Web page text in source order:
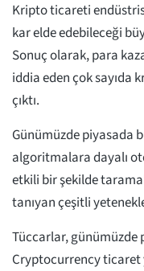
Kripto ticareti
kar elde edebileceği
Sonuç olarak, para
iddia eden çok
çıktı.
Günümüzde piyasada
algoritmalara dayalı
etkili bir şekilde
tanıyan çeşitli
Tüccarlar, günümüzde
Cryptocurrency ticaret